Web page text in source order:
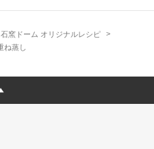
石窯ドーム オリジナルレシピ
ね蒸し